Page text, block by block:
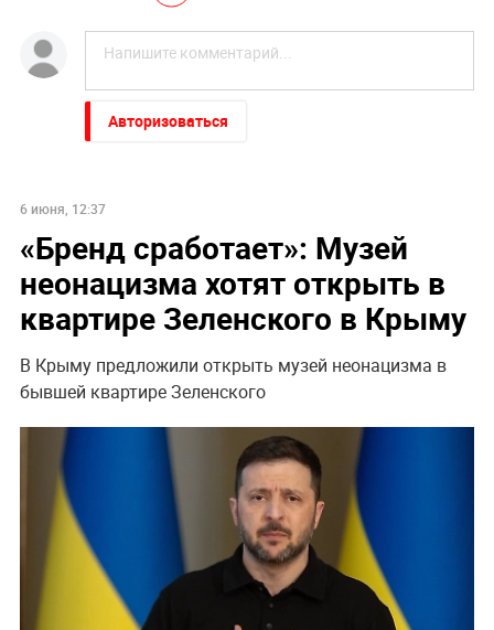
Авторизоваться
6 июня, 12:37
«Бренд сработает»: Музей
неонацизма хотят открыть в
квартире Зеленского в Крыму
В Крыму предложили открыть музей неонацизма в
бывшей квартире Зеленского